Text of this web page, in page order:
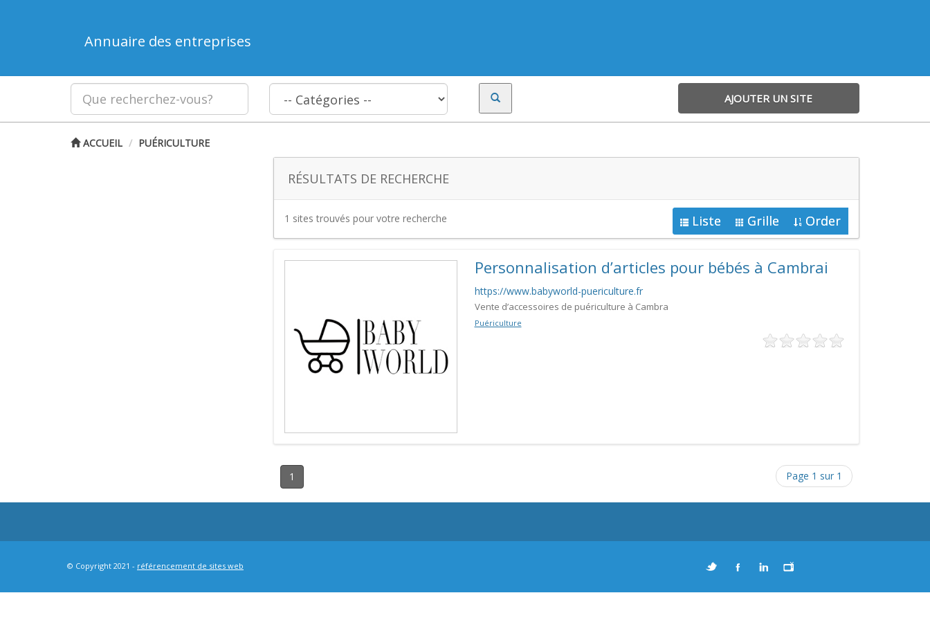
Annuaire des entreprises
AJOUTER UN SITE
ACCUEIL PUÉRICULTURE
RÉSULTATS DE RECHERCHE
1 sites trouvés pour votre recherche Liste Grille Order
Personnalisation d’articles pour bébés à Cambrai
https://www.babyworld-puericulture.fr
Vente d’accessoires de puériculture à Cambra
Puériculture
1 Page 1 sur 1
© Copyright 2021 - référencement de sites web